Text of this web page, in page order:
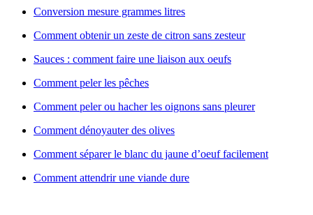
Conversion mesure grammes litres
Comment obtenir un zeste de citron sans zesteur
Sauces : comment faire une liaison aux oeufs
Comment peler les pêches
Comment peler ou hacher les oignons sans pleurer
Comment dénoyauter des olives
Comment séparer le blanc du jaune d’oeuf facilement
Comment attendrir une viande dure